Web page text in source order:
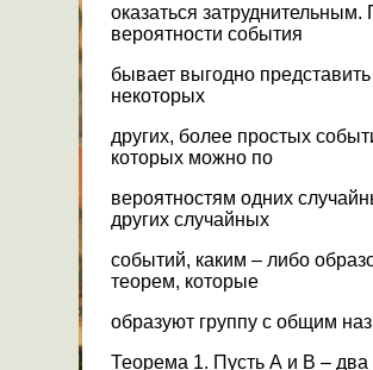
оказаться
вероятности события
бывает выгодно
некоторых
других, более простых
которых можно по
вероятностям одних
других случайных
событий, каким – либо
теорем, которые
образуют группу с общим
Теорема 1. Пусть А и В –